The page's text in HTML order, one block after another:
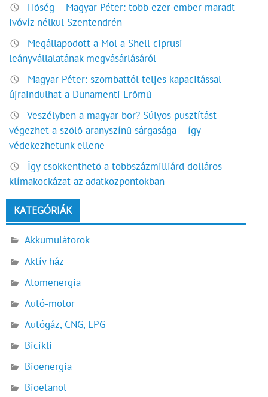
Hőség – Magyar Péter: több ezer ember maradt
ivóvíz nélkül Szentendrén
Megállapodott a Mol a Shell ciprusi
leányvállalatának megvásárlásáról
Magyar Péter: szombattól teljes kapacitással
újraindulhat a Dunamenti Erőmű
Veszélyben a magyar bor? Súlyos pusztítást
végezhet a szőlő aranyszínű sárgasága – így
védekezhetünk ellene
Így csökkenthető a többszázmilliárd dolláros
klímakockázat az adatközpontokban
KATEGÓRIÁK
Akkumulátorok
Aktív ház
Atomenergia
Autó-motor
Autógáz, CNG, LPG
Bicikli
Bioenergia
Bioetanol